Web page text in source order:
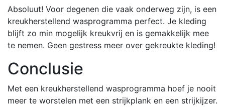
Absoluut! Voor degenen die vaak onderweg zijn, is een
kreukherstellend wasprogramma perfect. Je kleding
blijft zo min mogelijk kreukvrij en is gemakkelijk mee
te nemen. Geen gestress meer over gekreukte kleding!
Conclusie
Met een kreukherstellend wasprogramma hoef je nooit
meer te worstelen met een strijkplank en een strijkijzer.